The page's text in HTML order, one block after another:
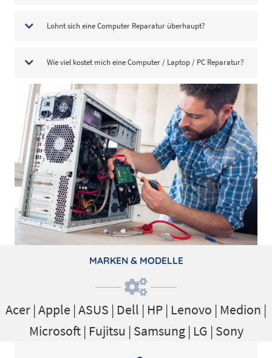
Lohnt sich eine Computer Reparatur überhaupt?
Wie viel kostet mich eine Computer / Laptop / PC Reparatur?
MARKEN & MODELLE
Acer | Apple | ASUS | Dell | HP | Lenovo | Medion |
Microsoft | Fujitsu | Samsung | LG | Sony